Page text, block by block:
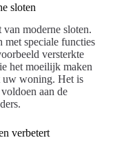
sloten
moderne sloten.
met speciale functies
versterkte
het moeilijk maken
uw woning. Het is
aan de
verbetert